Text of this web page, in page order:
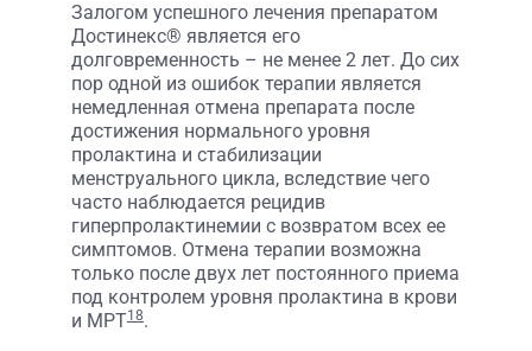
Залогом успешного лечения препаратом
Достинекс® является его
долговременность – не менее 2 лет. До сих
пор одной из ошибок терапии является
немедленная отмена препарата после
достижения нормального уровня
пролактина и стабилизации
менструального цикла, вследствие чего
часто наблюдается рецидив
гиперпролактинемии с возвратом всех ее
симптомов. Отмена терапии возможна
только после двух лет постоянного приема
под контролем уровня пролактина в крови
и МРТ18.